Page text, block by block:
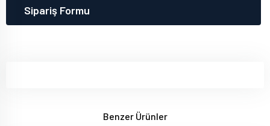
Sipariş Formu
Benzer Ürünler